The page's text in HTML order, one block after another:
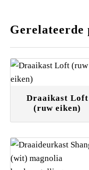
Gerelateerde
Draaikast Loft
(ruw eiken)